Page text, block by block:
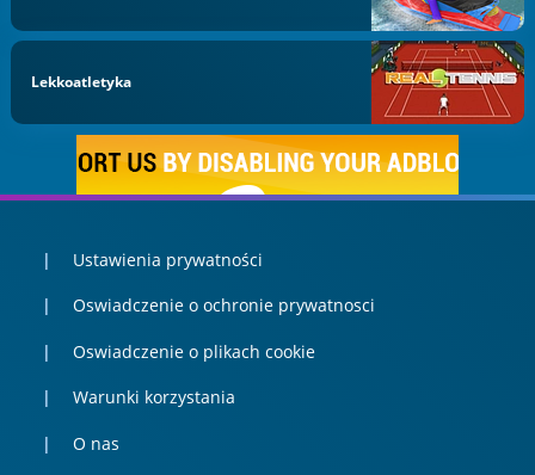
Lekkoatletyka
Ustawienia prywatności
Oswiadczenie o ochronie prywatnosci
Oswiadczenie o plikach cookie
Warunki korzystania
O nas